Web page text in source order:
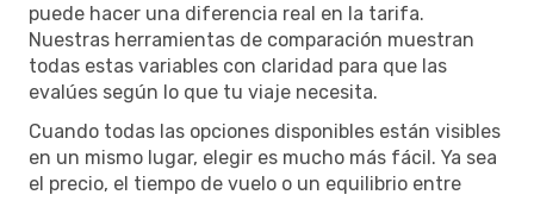
puede hacer una diferencia real en la tarifa.
Nuestras herramientas de comparación muestran
todas estas variables con claridad para que las
evalúes según lo que tu viaje necesita.
Cuando todas las opciones disponibles están visibles
en un mismo lugar, elegir es mucho más fácil. Ya sea
el precio, el tiempo de vuelo o un equilibrio entre